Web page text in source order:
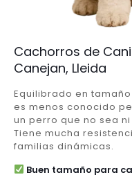
Cachorros de
Canejan, Lleida
Equilibrado en
es menos conocido
un perro que no sea
Tiene mucha
familias dinámicas.
Buen tamaño para